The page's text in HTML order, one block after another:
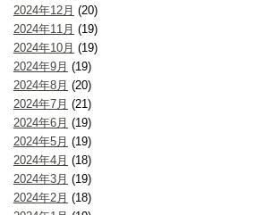
2024年12月 (20)
2024年11月 (19)
2024年10月 (19)
2024年9月 (19)
2024年8月 (20)
2024年7月 (21)
2024年6月 (19)
2024年5月 (19)
2024年4月 (18)
2024年3月 (19)
2024年2月 (18)